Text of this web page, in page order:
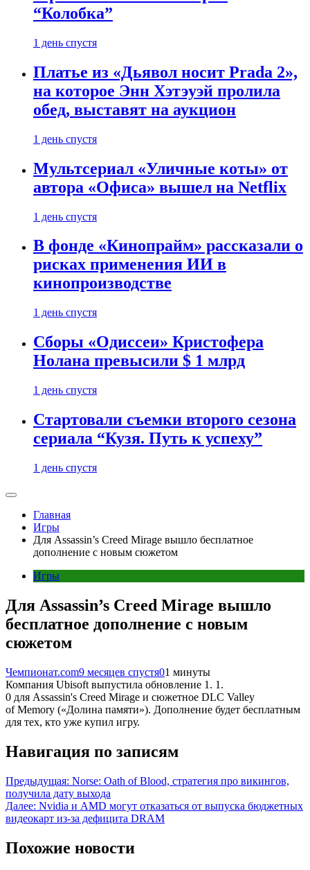
“Колобка”
1 день спустя
Платье из «Дьявол носит Prada 2»,
на которое Энн Хэтэуэй пролила
обед, выставят на аукцион
1 день спустя
Мультсериал «Уличные коты» от
автора «Офиса» вышел на Netflix
1 день спустя
В фонде «Кинопрайм» рассказали о
рисках применения ИИ в
кинопроизводстве
1 день спустя
Сборы «Одиссеи» Кристофера
Нолана превысили $ 1 млрд
1 день спустя
Стартовали съемки второго сезона
сериала “Кузя. Путь к успеху”
1 день спустя
Главная
Игры
Для Assassin’s Creed Mirage вышло бесплатное
дополнение с новым сюжетом
Игры
Для Assassin’s Creed Mirage вышло
бесплатное дополнение с новым
сюжетом
Чемпионат.com9 месяцев спустя01 минуты
Компания Ubisoft выпустила обновление 1. 1.
0 для Assassin's Creed Mirage и сюжетное DLC Valley
of Memory («Долина памяти»). Дополнение будет бесплатным
для тех, кто уже купил игру.
Навигация по записям
Предыдущая: Norse: Oath of Blood, стратегия про викингов,
получила дату выхода
Далее: Nvidia и AMD могут отказаться от выпуска бюджетных
видеокарт из-за дефицита DRAM
Похожие новости